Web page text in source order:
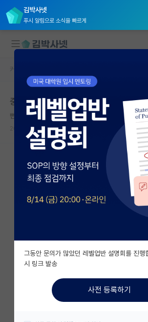
김박사넷
푸시 알림으로 소식을 빠르게
대학원생 모집
국내대학원 정보
연구실&오픈랩
커뮤니티
커뮤니티 홈
전체글보기
베스트 게시판
자유 게시판(아무개랩)
미국 유학 게시판
미국 대학원 합격 후기 게시판
대학원생 모집 게시판
커뮤니티 홈
중앙대 소프트 4.09 → 카이스트 전산
뻔뻔한 프리모 레비
2025.07.24 2 4678
그동안 문의가 많았던 레벨업반 설명회를 진
시 링크 발송
사전 등록하기